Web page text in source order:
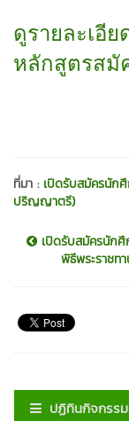
ดูรายละเอีย
หลักสูตรสมั
ที่มา : เปิดรับสมัครนัก
ปริญญาตรี)
เปิดรับสมัครนัก
พิธีพระราชท
ปฏิทินกิจกรร